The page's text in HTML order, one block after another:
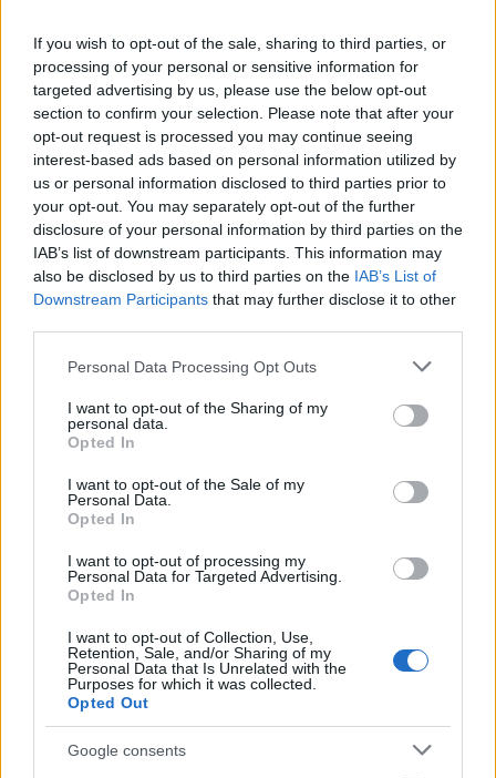
If you wish to opt-out of the sale, sharing to third parties, or
processing of your personal or sensitive information for
targeted advertising by us, please use the below opt-out
section to confirm your selection. Please note that after your
opt-out request is processed you may continue seeing
interest-based ads based on personal information utilized by
us or personal information disclosed to third parties prior to
your opt-out. You may separately opt-out of the further
disclosure of your personal information by third parties on the
IAB’s list of downstream participants. This information may
also be disclosed by us to third parties on the IAB’s List of
Downstream Participants that may further disclose it to other
Please note that this website/app uses one or more Google
not limited to your visit or usage behaviour. You may click to
grant or deny consent to Google and its third-party tags to
use your data for below specified purposes in below Google
consent section.
Personal Data Processing Opt Outs
I want to opt-out of the Sharing of my
personal data.
Opted In
I want to opt-out of the Sale of my
Personal Data.
Opted In
I want to opt-out of processing my
Personal Data for Targeted Advertising.
Opted In
I want to opt-out of Collection, Use,
Retention, Sale, and/or Sharing of my
Personal Data that Is Unrelated with the
Purposes for which it was collected.
Opted Out
Google consents
Heti merítés
Mit vegyek a Micra helyett?
Pillanatok a sivatagból
Megfőztem a BMW-t
Szólj hozzá!
A hozzászóláshoz be kell lépned!